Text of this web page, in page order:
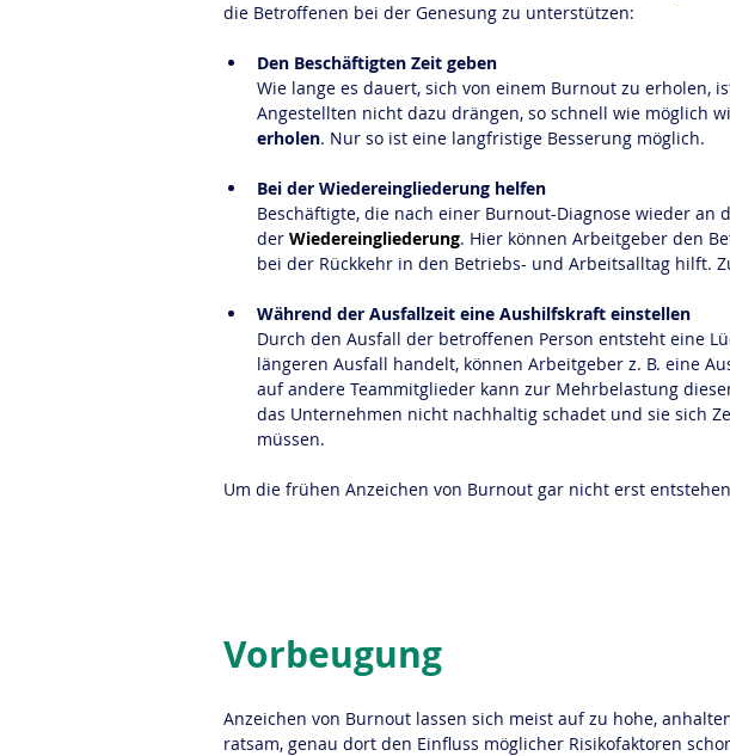
die Betroffenen bei der Genesung zu unterstützen:
Den Beschäftigten Zeit geben
Wie lange es dauert, sich von einem Burnout zu erholen,
Angestellten nicht dazu drängen, so schnell wie möglich
erholen. Nur so ist eine langfristige Besserung möglich.
Bei der Wiedereingliederung helfen
Beschäftigte, die nach einer Burnout-Diagnose wieder
der Wiedereingliederung. Hier können Arbeitgeber den
bei der Rückkehr in den Betriebs- und Arbeitsalltag hilft.
Während der Ausfallzeit eine Aushilfskraft einstellen
Durch den Ausfall der betroffenen Person entsteht eine
längeren Ausfall handelt, können Arbeitgeber z. B. eine
auf andere Teammitglieder kann zur Mehrbelastung
das Unternehmen nicht nachhaltig schadet und sie sich
müssen.
Um die frühen Anzeichen von Burnout gar nicht erst
Vorbeugung
Anzeichen von Burnout lassen sich meist auf zu hohe,
ratsam, genau dort den Einfluss möglicher Risikofaktoren